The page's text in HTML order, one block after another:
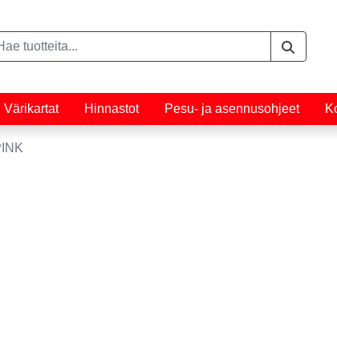
Värikartat Hinnastot Pesu- ja asennusohjeet